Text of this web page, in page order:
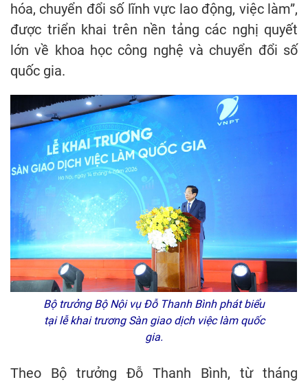
hóa, chuyển đổi số lĩnh vực lao động, việc làm”,
được triển khai trên nền tảng các nghị quyết
lớn về khoa học công nghệ và chuyển đổi số
quốc gia.
Bộ trưởng Bộ Nội vụ Đỗ Thanh Bình phát biểu
tại lễ khai trương Sàn giao dịch việc làm quốc
gia.
Theo Bộ trưởng Đỗ Thanh Bình, từ tháng